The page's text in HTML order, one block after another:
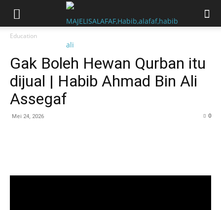
Education
Gak Boleh Hewan Qurban itu
dijual | Habib Ahmad Bin Ali
Assegaf
Mei 24, 2026 0